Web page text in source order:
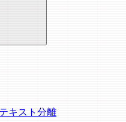
キスト分離